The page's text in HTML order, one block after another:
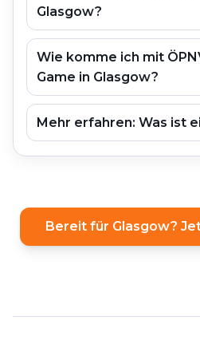
Glasgow?
Wie komme ich mit
Game in Glasgow?
Mehr erfahren: Was ist
Bereit für Glasgow?